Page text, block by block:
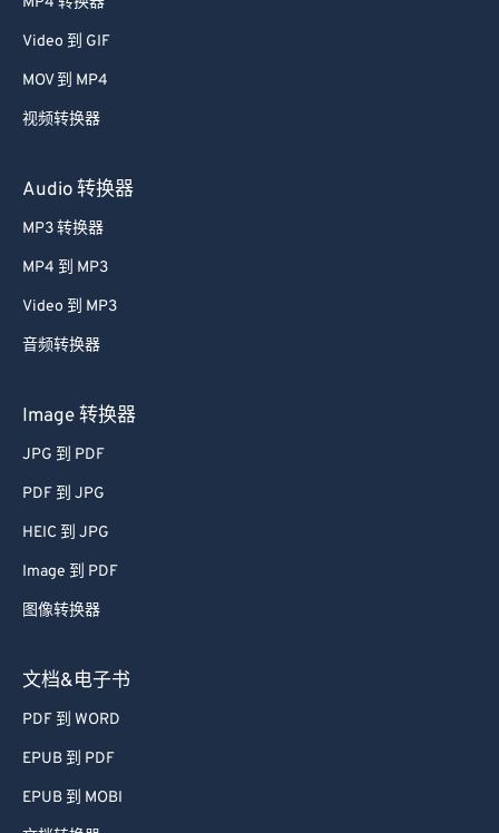
Video 到 GIF
MOV 到 MP4
视频转换器
Audio 转换器
MP3 转换器
MP4 到 MP3
Video 到 MP3
音频转换器
Image 转换器
JPG 到 PDF
PDF 到 JPG
HEIC 到 JPG
Image 到 PDF
图像转换器
文档&电子书
PDF 到 WORD
EPUB 到 PDF
EPUB 到 MOBI